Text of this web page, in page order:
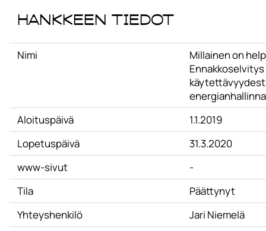
Hankkeen tiedot
Nimi
Millainen on
Ennakkoselvitys
Aloituspäivä
1.1.2019
Lopetuspäivä
31.3.2020
www-sivut
-
Tila
Päättynyt
Yhteyshenkilö
Jari Niemelä